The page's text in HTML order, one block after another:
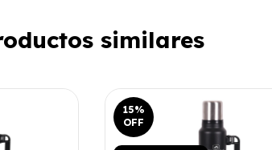
similares
15%
OFF